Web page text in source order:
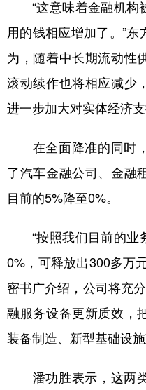
“这意味着金融机构
用的钱相应增加了。”东
为，随着中长期流动性
滚动续作也将相应减少
进一步加大对实体经济支
在全面降准的同时，
了汽车金融公司、金融
目前的5%降至0%。
“按照我们目前的业
0%，可释放出300多万
密书广介绍，公司将充
融服务设备更新质效，
装备制造、新型基础设
潘功胜表示，这两类